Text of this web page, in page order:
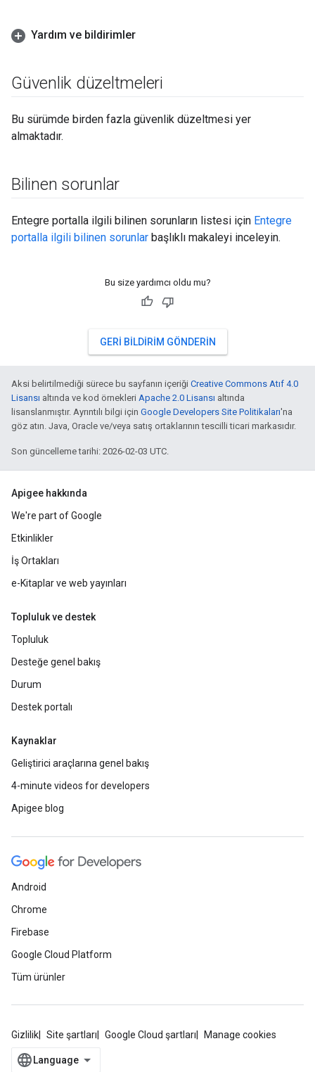
Yardım ve bildirimler
Güvenlik düzeltmeleri
Bu sürümde birden fazla güvenlik düzeltmesi yer
almaktadır.
Bilinen sorunlar
Entegre portalla ilgili bilinen sorunların listesi için Entegre
portalla ilgili bilinen sorunlar başlıklı makaleyi inceleyin.
Bu size yardımcı oldu mu?
GERI BILDIRIM GÖNDERIN
Aksi belirtilmediği sürece bu sayfanın içeriği Creative Commons Atıf 4.0
Lisansı altında ve kod örnekleri Apache 2.0 Lisansı altında
lisanslanmıştır. Ayrıntılı bilgi için Google Developers Site Politikaları'na
göz atın. Java, Oracle ve/veya satış ortaklarının tescilli ticari markasıdır.
Son güncelleme tarihi: 2026-02-03 UTC.
Apigee hakkında
We're part of Google
Etkinlikler
İş Ortakları
e-Kitaplar ve web yayınları
Topluluk ve destek
Topluluk
Desteğe genel bakış
Durum
Destek portalı
Kaynaklar
Geliştirici araçlarına genel bakış
4-minute videos for developers
Apigee blog
Android
Chrome
Firebase
Google Cloud Platform
Tüm ürünler
Gizlilik Site şartları Google Cloud şartları Manage cookies